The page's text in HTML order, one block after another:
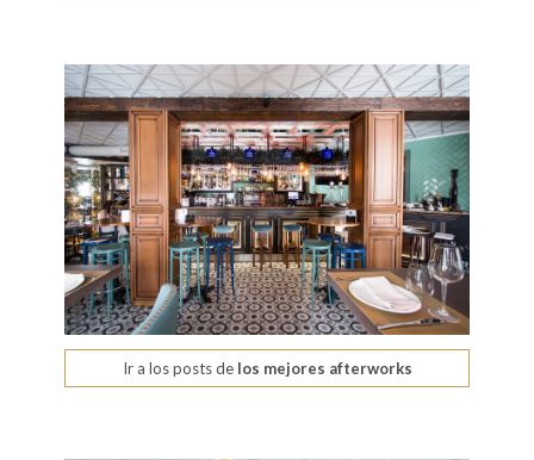
Ir a los posts delos mejores afterworks